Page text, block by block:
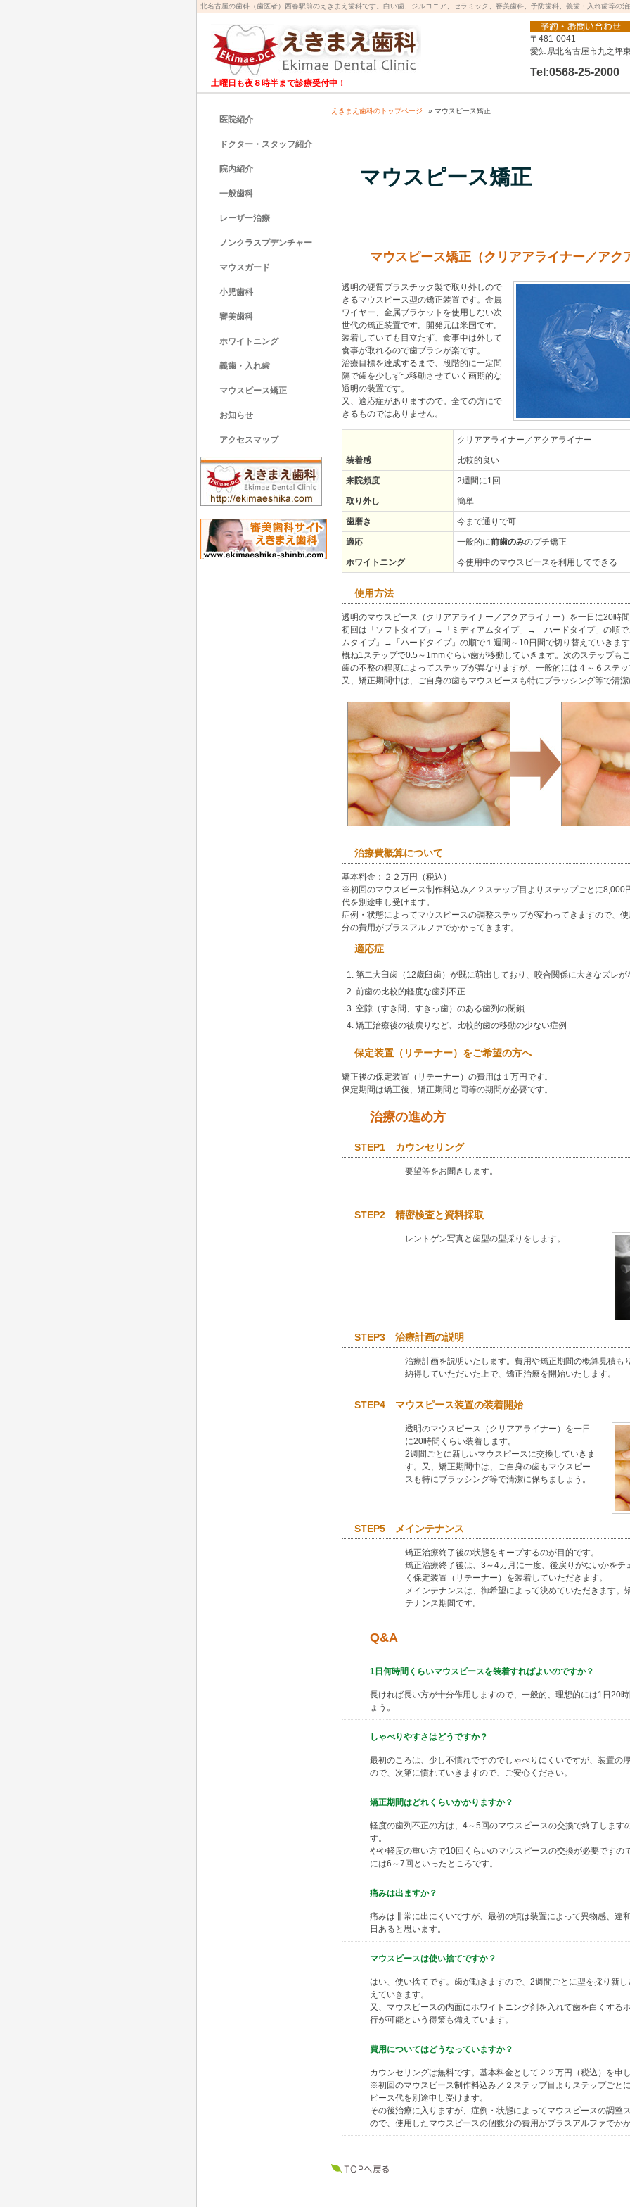
北名古屋の歯科（歯医者）西春駅前のえきまえ歯科です。白い歯、ジルコニア、セラミック、審美歯科、予防歯科、義歯・入れ歯等の
土曜日も夜８時半まで診療受付中！
〒481-0041
愛知県北名古屋市九之
Tel:0568-25-2000
えきまえ歯科のトップページ » マウスピース矯正
マウスピース矯正
マウスピース矯正（クリアアライナー／アク
透明の硬質プラスチック製で取り外しので
きるマウスピース型の矯正装置です。金属
ワイヤー、金属ブラケットを使用しない次
世代の矯正装置です。開発元は米国です。
装着していても目立たず、食事中は外して
食事が取れるので歯ブラシが楽です。
治療目標を達成するまで、段階的に一定間
隔で歯を少しずつ移動させていく画期的な
透明の装置です。
又、適応症がありますので。全ての方にで
きるものではありません。
クリアアライナー／アクアライナー
装着感 比較的良い
来院頻度 2週間に1回
取り外し 簡単
歯磨き 今まで通りで可
適応 一般的に前歯のみのプチ矯正
ホワイトニング 今使用中のマウスピースを利用してできる
使用方法
透明のマウスピース（クリアアライナー／アクアライナー）を一日に20時
初回は「ソフトタイプ」→「ミディアムタイプ」→「ハードタイプ」の順
ムタイプ」→「ハードタイプ」の順で１週間～10日間で切り替えていきま
概ね1ステップで0.5～1mmぐらい歯が移動していきます。次のステップも
歯の不整の程度によってステップが異なりますが、一般的には４～６ステ
又、矯正期間中は、ご自身の歯もマウスピースも特にブラッシング等で清
治療費概算について
基本料金：２２万円（税込）
※初回のマウスピース制作料込み／２ステップ目よりステップごとに8,000
代を別途申し受けます。
症例・状態によってマウスピースの調整ステップが変わってきますので、
分の費用がプラスアルファでかかってきます。
適応症
第二大臼歯（12歳臼歯）が既に萌出しており、咬合関係に大きなズレが
前歯の比較的軽度な歯列不正
空隙（すき間、すきっ歯）のある歯列の閉鎖
矯正治療後の後戻りなど、比較的歯の移動の少ない症例
保定装置（リテーナー）をご希望の方へ
矯正後の保定装置（リテーナー）の費用は１万円です。
保定期間は矯正後、矯正期間と同等の期間が必要です。
治療の進め方
STEP1 カウンセリング
要望等をお聞きします。
STEP2 精密検査と資料採取
レントゲン写真と歯型の型採りをします。
STEP3 治療計画の説明
治療計画を説明いたします。費用や矯正期間の概算見積も
納得していただいた上で、矯正治療を開始いたします。
STEP4 マウスピース装置の装着開始
透明のマウスピース（クリアアライナー）を一日
に20時間くらい装着します。
2週間ごとに新しいマウスピースに交換していきま
す。又、矯正期間中は、ご自身の歯もマウスピー
スも特にブラッシング等で清潔に保ちましょう。
STEP5 メインテナンス
矯正治療終了後の状態をキープするのが目的です。
矯正治療終了後は、3～4カ月に一度、後戻りがないかをチ
く保定装置（リテーナー）を装着していただきます。
メインテナンスは、御希望によって決めていただきます。
テナンス期間です。
Q&A
1日何時間くらいマウスピースを装着すればよいのですか？
長ければ長い方が十分作用しますので、一般的、理想的には1日20
ょう。
しゃべりやすさはどうですか？
最初のころは、少し不慣れですのでしゃべりにくいですが、装置の
ので、次第に慣れていきますので、ご安心ください。
矯正期間はどれくらいかかりますか？
軽度の歯列不正の方は、4～5回のマウスピースの交換で終了します
す。
やや軽度の重い方で10回くらいのマウスピースの交換が必要ですの
には6～7回といったところです。
痛みは出ますか？
痛みは非常に出にくいですが、最初の頃は装置によって異物感、違
日あると思います。
マウスピースは使い捨てですか？
はい、使い捨てです。歯が動きますので、2週間ごとに型を採り新
えていきます。
又、マウスピースの内面にホワイトニング剤を入れて歯を白くする
行が可能という得策も備えています。
費用についてはどうなっていますか？
カウンセリングは無料です。基本料金として２２万円（税込）を申
※初回のマウスピース制作料込み／２ステップ目よりステップごと
ピース代を別途申し受けます。
その後治療に入りますが、症例・状態によってマウスピースの調整
ので、使用したマウスピースの個数分の費用がプラスアルファでか
医院紹介
ドクター・スタッフ紹介
院内紹介
一般歯科
レーザー治療
ノンクラスプデンチャー
マウスガード
小児歯科
審美歯科
ホワイトニング
義歯・入れ歯
マウスピース矯正
お知らせ
アクセスマップ